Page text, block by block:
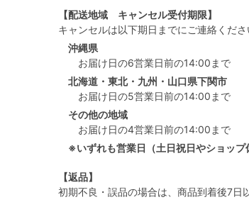
【配送地域 キャンセル受付期限】
キャンセルは以下期日までにご連絡くだ
沖縄県
お届け日の6営業日前の14:00まで
北海道・東北・九州・山口県下関市
お届け日の5営業日前の14:00まで
その他の地域
お届け日の4営業日前の14:00まで
※いずれも営業日（土日祝日やショップ
【返品】
初期不良・誤品の場合は、商品到着後7日